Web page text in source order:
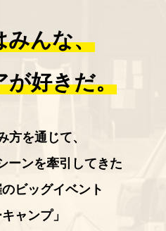
みんな、
が好きだ。
方を通じて、
ーンを牽引してきた
ビッグイベント
ャンプ」